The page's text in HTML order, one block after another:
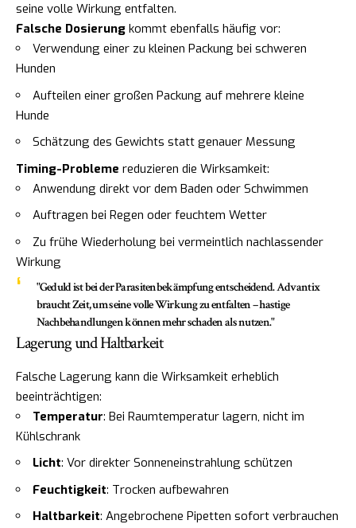
seine volle Wirkung entfalten.
Falsche Dosierung kommt ebenfalls häufig vor:
Verwendung einer zu kleinen Packung bei schweren
Hunden
Aufteilen einer großen Packung auf mehrere kleine
Hunde
Schätzung des Gewichts statt genauer Messung
Timing-Probleme reduzieren die Wirksamkeit:
Anwendung direkt vor dem Baden oder Schwimmen
Auftragen bei Regen oder feuchtem Wetter
Zu frühe Wiederholung bei vermeintlich nachlassender
Wirkung
"Geduld ist bei der Parasitenbekämpfung entscheidend. Advantix
braucht Zeit, um seine volle Wirkung zu entfalten – hastige
Nachbehandlungen können mehr schaden als nutzen."
Lagerung und Haltbarkeit
Falsche Lagerung kann die Wirksamkeit erheblich
beeinträchtigen:
Temperatur: Bei Raumtemperatur lagern, nicht im
Kühlschrank
Licht: Vor direkter Sonneneinstrahlung schützen
Feuchtigkeit: Trocken aufbewahren
Haltbarkeit: Angebrochene Pipetten sofort verbrauchen